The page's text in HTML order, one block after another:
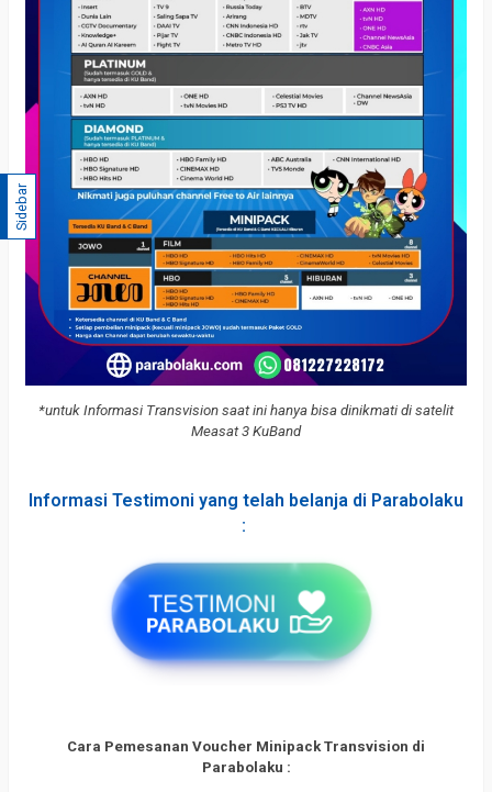
*untuk Informasi Transvision saat ini hanya bisa dinikmati di satelit
Measat 3 KuBand
Informasi Testimoni yang telah belanja di Parabolaku
:
Cara Pemesanan Voucher Minipack Transvision di
Parabolaku :
Sidebar